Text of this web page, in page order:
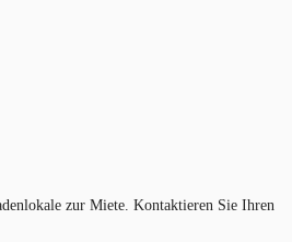
zur Miete. Kontaktieren Sie Ihren